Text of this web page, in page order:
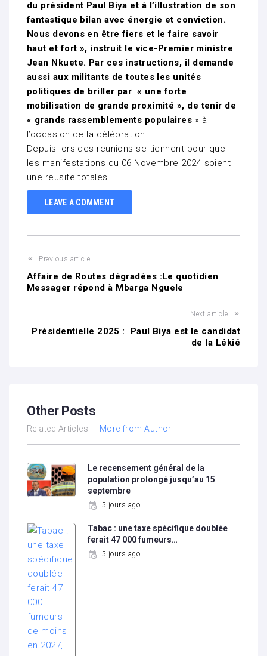
du président Paul Biya et à l’illustration de son
fantastique bilan avec énergie et conviction.
Nous devons en être fiers et le faire savoir
haut et fort », instruit le vice-Premier ministre
Jean Nkuete. Par ces instructions, il demande
aussi aux militants de toutes les unités
politiques de briller par « une forte
mobilisation de grande proximité », de tenir de
« grands rassemblements populaires » à
l’occasion de la célébration
Depuis lors des reunions se tiennent pour que
les manifestations du 06 Novembre 2024 soient
une reusite totales.
LEAVE A COMMENT
Previous article
Affaire de Routes dégradées :Le quotidien
Messager répond à Mbarga Nguele
Next article
Présidentielle 2025 : Paul Biya est le candidat
de la Lékié
Other Posts
Related Articles More from Author
Le recensement général de la
population prolongé jusqu’au 15
septembre
5 jours ago
Tabac : une taxe spécifique doublée
ferait 47 000 fumeurs…
5 jours ago